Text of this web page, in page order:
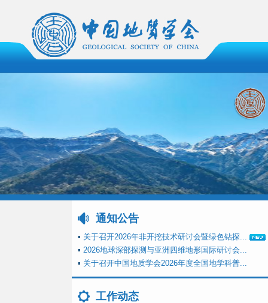
通知公告
▪ 关于召开2026年非开挖技术研讨会暨绿色钻探...
▪ 2026地球深部探测与亚洲四维地形国际研讨会...
▪ 关于召开中国地质学会2026年度全国地学科普...
工作动态